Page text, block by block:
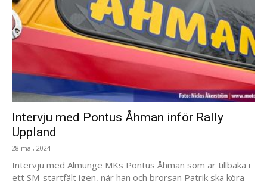
Intervju med Pontus Åhman inför Rally
Uppland
28 maj, 2024
Intervju med Almunge MKs Pontus Åhman som är tillbaka i
ett SM-startfält igen, när han och brorsan Patrik ska köra